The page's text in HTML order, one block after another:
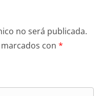
no será publicada.
con *